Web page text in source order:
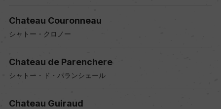
Chateau Couronneau
シャトー・クロノー
Chateau de Parenchere
シャトー・ド・パランシェール
Chateau Guiraud